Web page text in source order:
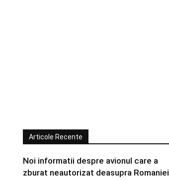
Articole Recente
Noi informatii despre avionul care a
zburat neautorizat deasupra Romaniei